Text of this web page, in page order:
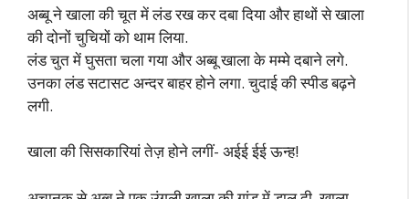
अब्बू ने खाला की चूत में लंड रख कर दबा दिया और हाथों से खाला
की दोनों चुचियों को थाम लिया.
लंड चुत में घुसता चला गया और अब्बू खाला के मम्मे दबाने लगे.
उनका लंड सटासट अन्दर बाहर होने लगा. चुदाई की स्पीड बढ़ने
लगी.
खाला की सिसकारियां तेज़ होने लगीं- अईई ईई ऊन्ह!